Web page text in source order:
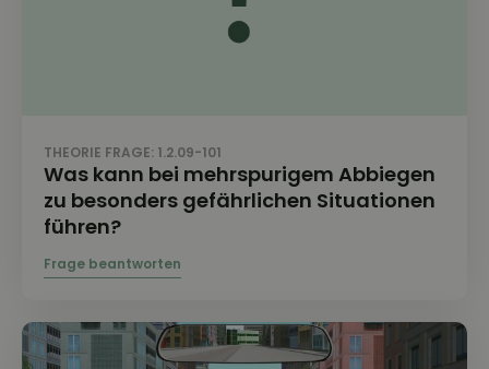
THEORIE FRAGE: 1.2.09-101
Was kann bei mehrspurigem Abbiegen
zu besonders gefährlichen Situationen
führen?